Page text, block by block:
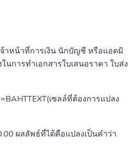
จ้าหน้าที่การเงิน นักบัญชี หรือแอดมิ
การทำเอกสารใบเสนอราคา ใบส่ง
เซลล์ที่ต้องการแปลง
ผลลัพธ์ที่ได้คือแปลงเป็นคำว่า